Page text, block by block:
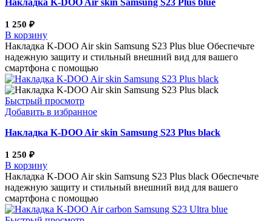
Накладка K-DOO Air skin Samsung S23 Plus blue
1 250 ₽
В корзину
Накладка K-DOO Air skin Samsung S23 Plus blue Обеспечьте
надежную защиту и стильный внешний вид для вашего
смартфона с помощью
Быстрый просмотр
Добавить в избранное
Накладка K-DOO Air skin Samsung S23 Plus black
1 250 ₽
В корзину
Накладка K-DOO Air skin Samsung S23 Plus black Обеспечьте
надежную защиту и стильный внешний вид для вашего
смартфона с помощью